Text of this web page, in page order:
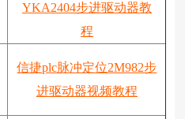
YKA2404步进驱动器教
程
信捷plc脉冲定位2M982步
进驱动器视频教程